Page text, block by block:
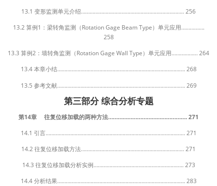
13.1 变形监测单元介绍…………………………………………………………….. 256
13.2 算例1：梁转角监测（Rotation Gage Beam Type）单元应用…………….
258
13.3 算例2：墙转角监测（Rotation Gage Wall Type）单元应用……………… 264
13.4 本章小结……………………………………………………………………………. 268
13.5 参考文献……………………………………………………………………………. 269
第三部分 综合分析专题
第14章 往复位移加载的两种方法…………………………………………. 271
14.1 引言…………………………………………………………………………………… 271
14.2 往复位移加载方法…………………………………………………………….. 271
14.3 往复位移加载分析实例…………………………………………………….. 273
14.4 分析结果……………………………………………………………………………. 283